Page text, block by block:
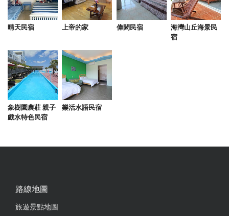
晴天民宿 上帝的家 偉閎民宿
海灣山丘海景民
宿
象樹園農莊 親子
戲水特色民宿
樂活水語民宿
路線地圖
旅遊景點地圖